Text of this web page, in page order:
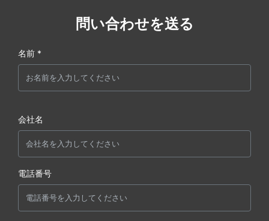
問い合わせを送る
名前 *
会社名
電話番号